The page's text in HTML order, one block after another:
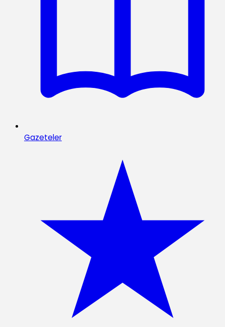
Gazeteler